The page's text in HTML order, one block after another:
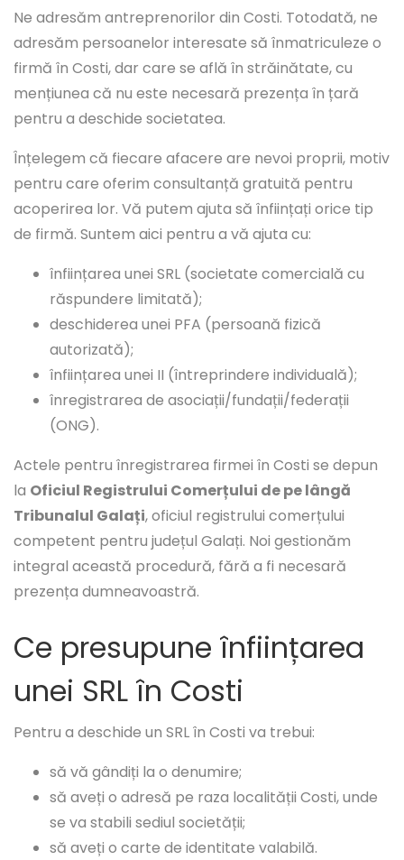
Ne adresăm antreprenorilor din Costi. Totodată, ne
adresăm persoanelor interesate să înmatriculeze o
firmă în Costi, dar care se află în străinătate, cu
mențiunea că nu este necesară prezența în țară
pentru a deschide societatea.
Înțelegem că fiecare afacere are nevoi proprii, motiv
pentru care oferim consultanță gratuită pentru
acoperirea lor. Vă putem ajuta să înființați orice tip
de firmă. Suntem aici pentru a vă ajuta cu:
înființarea unei SRL (societate comercială cu
răspundere limitată);
deschiderea unei PFA (persoană fizică
autorizată);
înființarea unei II (întreprindere individuală);
înregistrarea de asociații/fundații/federații
(ONG).
Actele pentru înregistrarea firmei în Costi se depun
la Oficiul Registrului Comerțului de pe lângă
Tribunalul Galați, oficiul registrului comerțului
competent pentru județul Galați. Noi gestionăm
integral această procedură, fără a fi necesară
prezența dumneavoastră.
Ce presupune înființarea
unei SRL în Costi
Pentru a deschide un SRL în Costi va trebui:
să vă gândiți la o denumire;
să aveți o adresă pe raza localității Costi, unde
se va stabili sediul societății;
să aveți o carte de identitate valabilă.